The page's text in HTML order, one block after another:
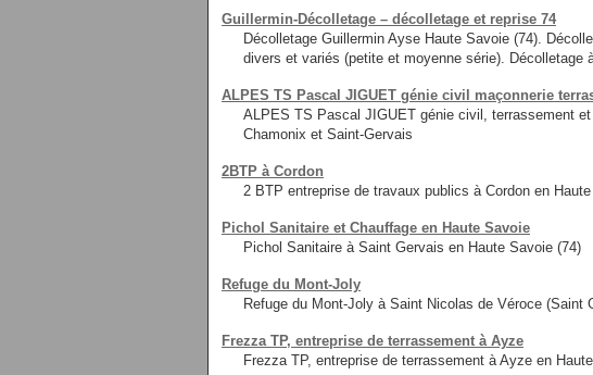
Guillermin-Décolletage – décolletage et reprise 74
Décolletage Guillermin Ayse Haute Savoie (74).
divers et variés (petite et moyenne série). Décolletage
ALPES TS Pascal JIGUET génie civil maçonnerie
ALPES TS Pascal JIGUET génie civil, terrassement
Chamonix et Saint-Gervais
2BTP à Cordon
2 BTP entreprise de travaux publics à Cordon en
Pichol Sanitaire et Chauffage en Haute Savoie
Pichol Sanitaire à Saint Gervais en Haute Savoie (74)
Refuge du Mont-Joly
Refuge du Mont-Joly à Saint Nicolas de Véroce (Saint
Frezza TP, entreprise de terrassement à Ayze
Frezza TP, entreprise de terrassement à Ayze en